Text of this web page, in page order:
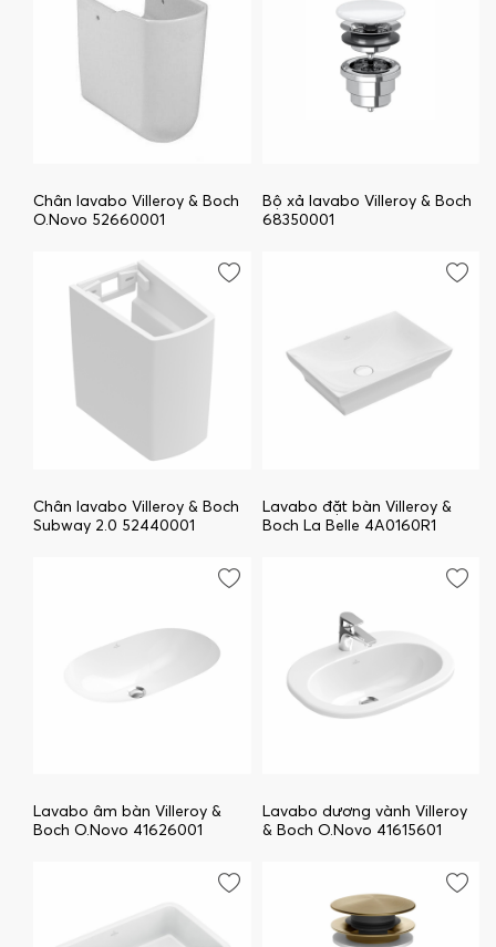
Chân lavabo Villeroy & Boch
O.Novo 52660001
Bộ xả lavabo Villeroy & Boch
68350001
Chân lavabo Villeroy & Boch
Subway 2.0 52440001
Lavabo đặt bàn Villeroy &
Boch La Belle 4A0160R1
Lavabo âm bàn Villeroy &
Boch O.Novo 41626001
Lavabo dương vành Villeroy
& Boch O.Novo 41615601